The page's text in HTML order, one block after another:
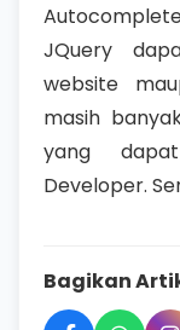
JQuery
website
masih
yang
Developer.
Bagikan